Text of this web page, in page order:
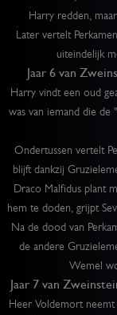
Harry redden,
Later vertelt
uiteindelijk
Jaar 6 van
Harry vindt een oud
was van iemand die de
Ondertussen vertelt
blijft dankzij
Draco Malfidus plant
hem te doden, grijpt
Na de dood van
de andere
Wemel
Jaar 7 van
Heer Voldemort